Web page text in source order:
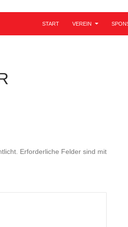
START
VEREIN
Erforderliche Felder sind mit